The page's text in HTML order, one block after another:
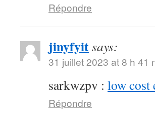
Répondre
jinyfyitsays:
31 juillet 2023 at 8 h 41
sarkwzpv : low cost
Répondre